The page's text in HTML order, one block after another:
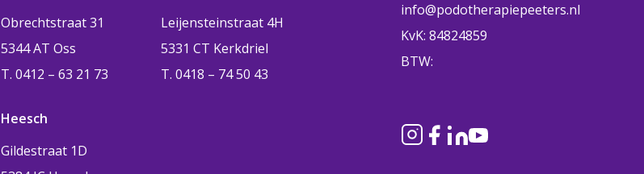
Obrechtstraat 31
5344 AT Oss
T. 0412 – 63 21 73
Leijensteinstraat 4H
5331 CT Kerkdriel
T. 0418 – 74 50 43
Heesch
Gildestraat 1D
info@podotherapiepeeters.nl
KvK: 84824859
BTW: